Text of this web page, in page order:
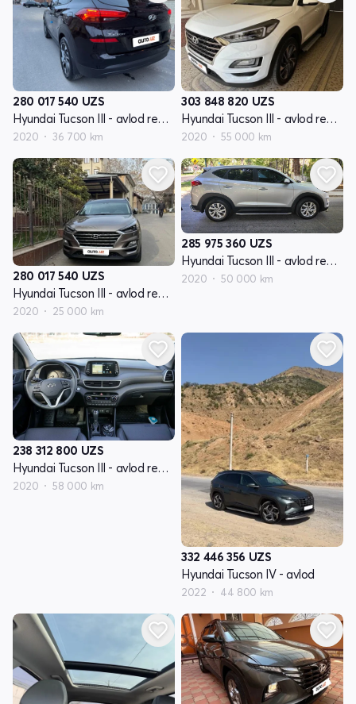
280 017 540 UZS
Hyundai Tucson III - avlod restyling
2020 36 700 km
303 848 820 UZS
Hyundai Tucson III - avlod restyling
2020 55 000 km
280 017 540 UZS
Hyundai Tucson III - avlod restyling
2020 25 000 km
285 975 360 UZS
Hyundai Tucson III - avlod restyling
2020 50 000 km
238 312 800 UZS
Hyundai Tucson III - avlod restyling
2020 58 000 km
332 446 356 UZS
Hyundai Tucson IV - avlod
2022 44 800 km